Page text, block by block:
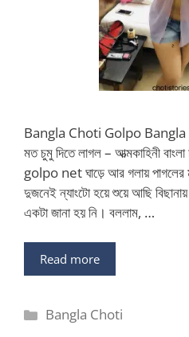
Bangla Choti Golpo Bangla
মত চুমু দিতে লাগল – আত্মকাহিনী
golpo net ঘাড়ে আর গলায় পাগলের
দুজনেই ন্যাংটো হয়ে শুয়ে আছি
একটা জানা হয় নি। বললাম, …
Read more
Categories
Bangla Choti